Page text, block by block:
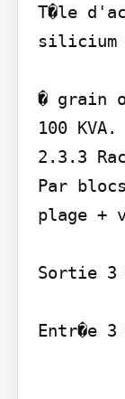
T�le
silicium
� grain
100 KVA.
2.3.3
Par
plage +
Sortie 3
Entr�e 3